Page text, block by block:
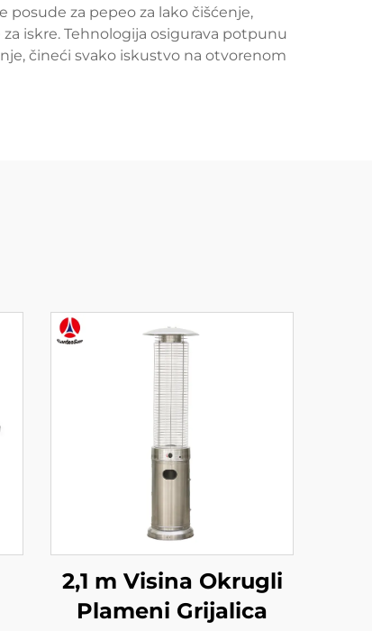
za pepeo za lako čišćenje,
iskre. Tehnologija osigurava potpunu
čineći svako iskustvo na otvorenom
2,1 m Visina Okrugli
Plameni Grijalica